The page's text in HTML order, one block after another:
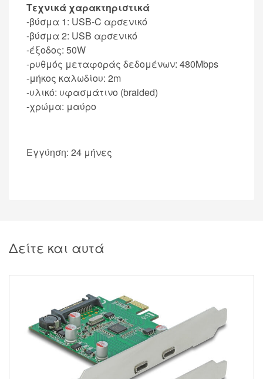
Τεχνικά χαρακτηριστικά
-βύσμα 1: USB-C αρσενικό
-βύσμα 2: USB αρσενικό
-έξοδος: 50W
-ρυθμός μεταφοράς δεδομένων: 480Mbps
-μήκος καλωδίου: 2m
-υλικό: υφασμάτινο (braided)
-χρώμα: μαύρο
Εγγύηση: 24 μήνες
Δείτε και αυτά